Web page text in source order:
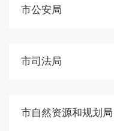
市公安局
市司法局
市自然资源和规划局